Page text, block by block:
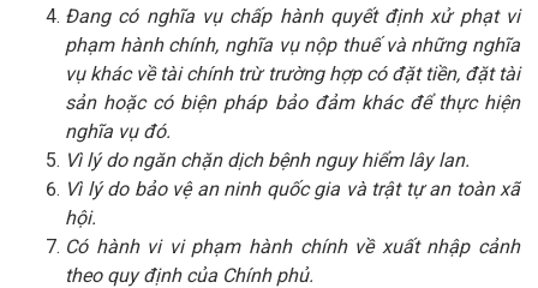
Đang có nghĩa vụ chấp hành quyết định xử phạt vi
phạm hành chính, nghĩa vụ nộp thuế và những nghĩa
vụ khác về tài chính trừ trường hợp có đặt tiền, đặt tài
sản hoặc có biện pháp bảo đảm khác để thực hiện
nghĩa vụ đó.
Vì lý do ngăn chặn dịch bệnh nguy hiểm lây lan.
Vì lý do bảo vệ an ninh quốc gia và trật tự an toàn xã
hội.
Có hành vi vi phạm hành chính về xuất nhập cảnh
theo quy định của Chính phủ.